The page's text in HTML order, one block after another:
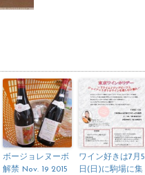
ボージョレヌーボ
解禁 Nov. 19 2015
ワイン好きは7月5
日(日)に駒場に集